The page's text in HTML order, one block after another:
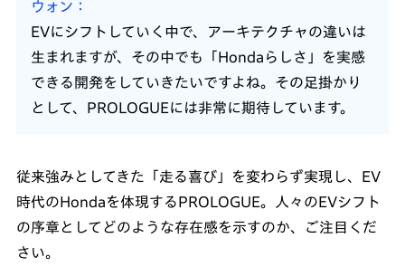
ウォン
EVにシフトしていく中で、アーキテクチャの違いは
生まれますが、その中でも「Hondaらしさ」を実感
できる開発をしていきたいですよね。その足掛かり
として、PROLOGUEには非常に期待しています。
従来強みとしてきた「走る喜び」を変わらず実現し、EV
時代のHondaを体現するPROLOGUE。人々のEVシフト
の序章としてどのような存在感を示すのか、ご注目くだ
さい。